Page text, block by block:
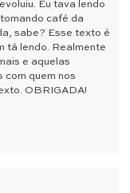
Eu tava lendo
café da
sabe? Esse texto é
tá lendo. Realmente
e aquelas
com quem nos
OBRIGADA!